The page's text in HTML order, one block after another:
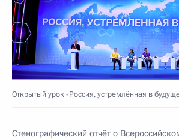
Открытый урок «Россия, устремлённая в
Стенографический отчёт о